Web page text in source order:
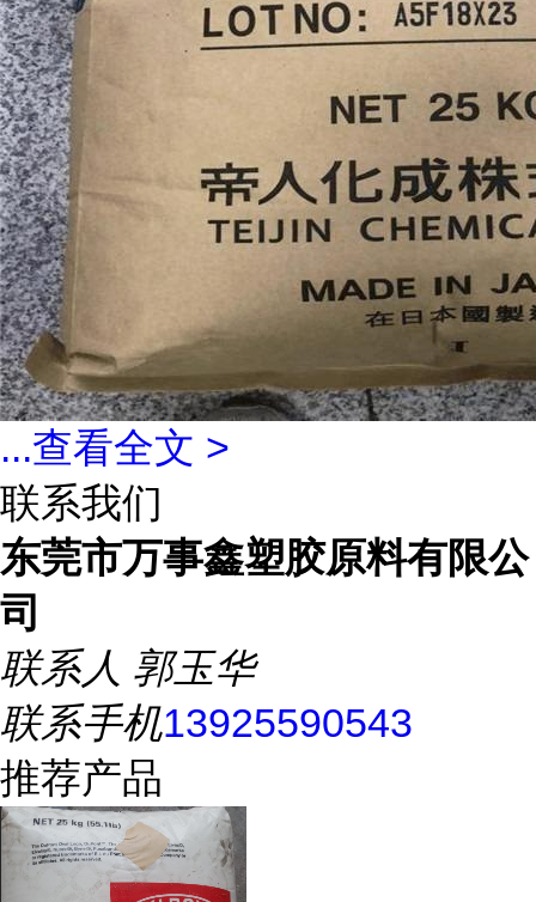
...查看全文 >
联系我们
东莞市万事鑫塑胶原料有限公
司
联系人 郭玉华
联系手机13925590543
推荐产品